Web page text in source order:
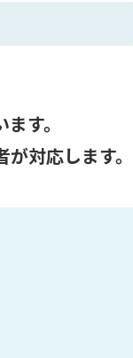
す。
対応します。